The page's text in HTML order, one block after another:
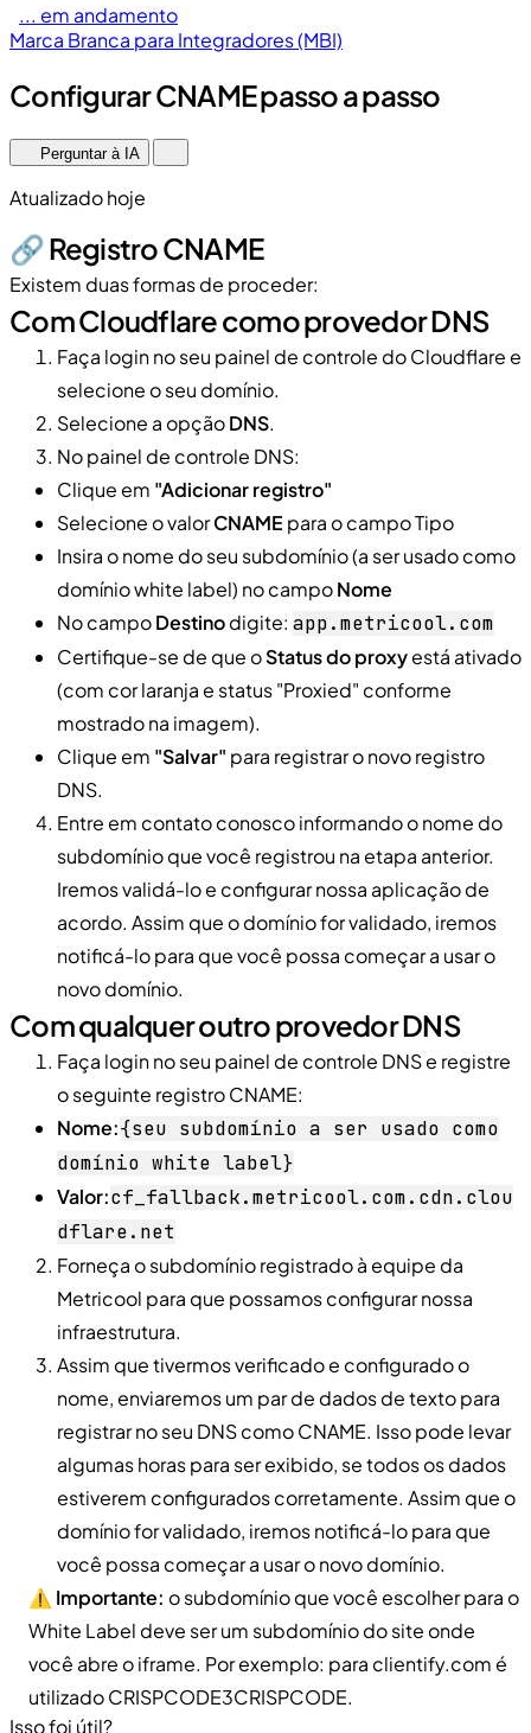
... em andamento
Marca Branca para Integradores (MBI)
Configurar CNAME passo a passo
Perguntar à IA
Atualizado hoje
🔗 Registro CNAME
Existem duas formas de proceder:
Com Cloudflare como provedor DNS
Faça login no seu painel de controle do Cloudflare e
selecione o seu domínio.
Selecione a opçãoDNS.
No painel de controle DNS:
Clique em "Adicionar registro"
Selecione o valorCNAME para o campo Tipo
Insira o nome do seu subdomínio (a ser usado como
domínio white label) no campoNome
No campoDestinodigite: app.metricool.com
Certifique-se de que oStatus do proxyestá ativado
(com cor laranja e status "Proxied" conforme
mostrado na imagem).
Clique em "Salvar" para registrar o novo registro
DNS.
Entre em contato conosco informando o nome do
subdomínio que você registrou na etapa anterior.
Iremos validá-lo e configurar nossa aplicação de
acordo. Assim que o domínio for validado, iremos
notificá-lo para que você possa começar a usar o
novo domínio.
Com qualquer outro provedor DNS
Faça login no seu painel de controle DNS e registre
o seguinte registro CNAME:
Nome:{seu subdomínio a ser usado como
domínio white label}
Valor:cf_fallback.metricool.com.cdn.clou
dflare.net
Forneça o subdomínio registrado à equipe da
Metricool para que possamos configurar nossa
infraestrutura.
Assim que tivermos verificado e configurado o
nome, enviaremos um par de dados de texto para
registrar no seu DNS como CNAME. Isso pode levar
algumas horas para ser exibido, se todos os dados
estiverem configurados corretamente. Assim que o
domínio for validado, iremos notificá-lo para que
você possa começar a usar o novo domínio.
⚠️ Importante: o subdomínio que você escolher para o
White Label deve ser um subdomínio do site onde
você abre o iframe. Por exemplo: para clientify.com é
utilizado CRISPCODE3CRISPCODE.
Isso foi útil?